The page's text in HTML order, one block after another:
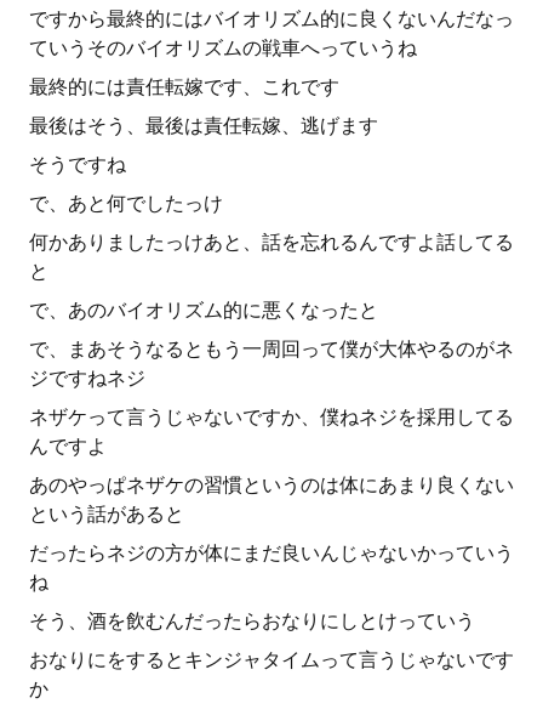
ですから最終的にはバイオリズム的に良くないんだなっ
ていうそのバイオリズムの戦車へっていうね
最終的には責任転嫁です、これです
最後はそう、最後は責任転嫁、逃げます
そうですね
で、あと何でしたっけ
何かありましたっけあと、話を忘れるんですよ話してる
と
で、あのバイオリズム的に悪くなったと
で、まあそうなるともう一周回って僕が大体やるのがネ
ジですねネジ
ネザケって言うじゃないですか、僕ねネジを採用してる
んですよ
あのやっぱネザケの習慣というのは体にあまり良くない
という話があると
だったらネジの方が体にまだ良いんじゃないかっていう
ね
そう、酒を飲むんだったらおなりにしとけっていう
おなりにをするとキンジャタイムって言うじゃないです
か